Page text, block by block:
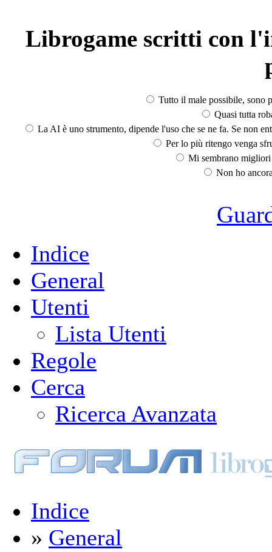
Librogame scritti con
Tutto il male possibile, sono
Quasi tutta
La AI è uno strumento, dipende l'uso che se ne fa. Se non
Per lo più ritengo venga
Mi sembrano
Non ho
Indice
General
Utenti
Lista Utenti
Regole
Cerca
Ricerca Avanzata
Indice
» General